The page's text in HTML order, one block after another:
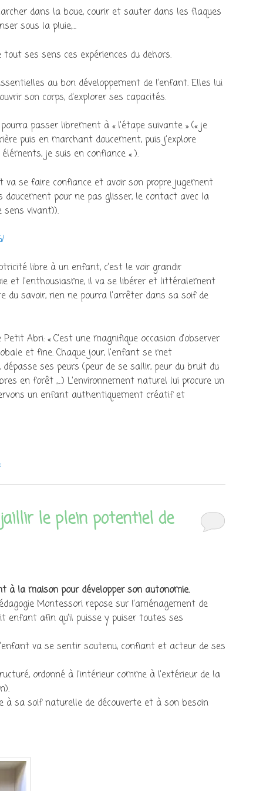
dans la boue, courir et sauter dans les flaques
sous la pluie,…
ses sens ces expériences du dehors.
au bon développement de l’enfant. Elles lui
son corps, d’explorer ses capacités.
passer librement à « l’étape suivante » (« je
puis en marchant doucement, puis j’explore
je suis en confiance « ).
va se faire confiance et avoir son propre jugement
doucement pour ne pas glisser, le contact avec la
sens vivant)).
libre à un enfant, c’est le voir grandir
et l’enthousiasme, il va se libérer et littéralement
du savoir, rien ne pourra l’arrêter dans sa soif de
Abri: « C’est une magnifique occasion d’observer
et fine. Chaque jour, l’enfant se met
ses peurs (peur de se sallir, peur du bruit du
en forêt ,…) L’environnement naturel lui procure un
un enfant authentiquement créatif et
le plein potentiel de
à la maison pour développer son autonomie.
Montessori repose sur l’aménagement de
enfant afin qu’il puisse y puiser toutes ses
va se sentir soutenu, confiant et acteur de ses
ordonné à l’intérieur comme à l’extérieur de la
à sa soif naturelle de découverte et à son besoin